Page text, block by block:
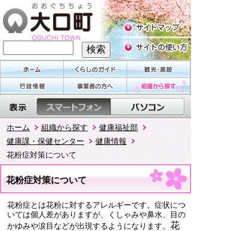
ホーム 組織から探す
健康福祉部
健康課・保健センター
健康情報
花粉症対策について
花粉症対策について
花粉症とは花粉に対するアレルギーです。症状につ
いては個人差がありますが、くしゃみや鼻水、目の
かゆみや涙目などが出現するようになります。 花